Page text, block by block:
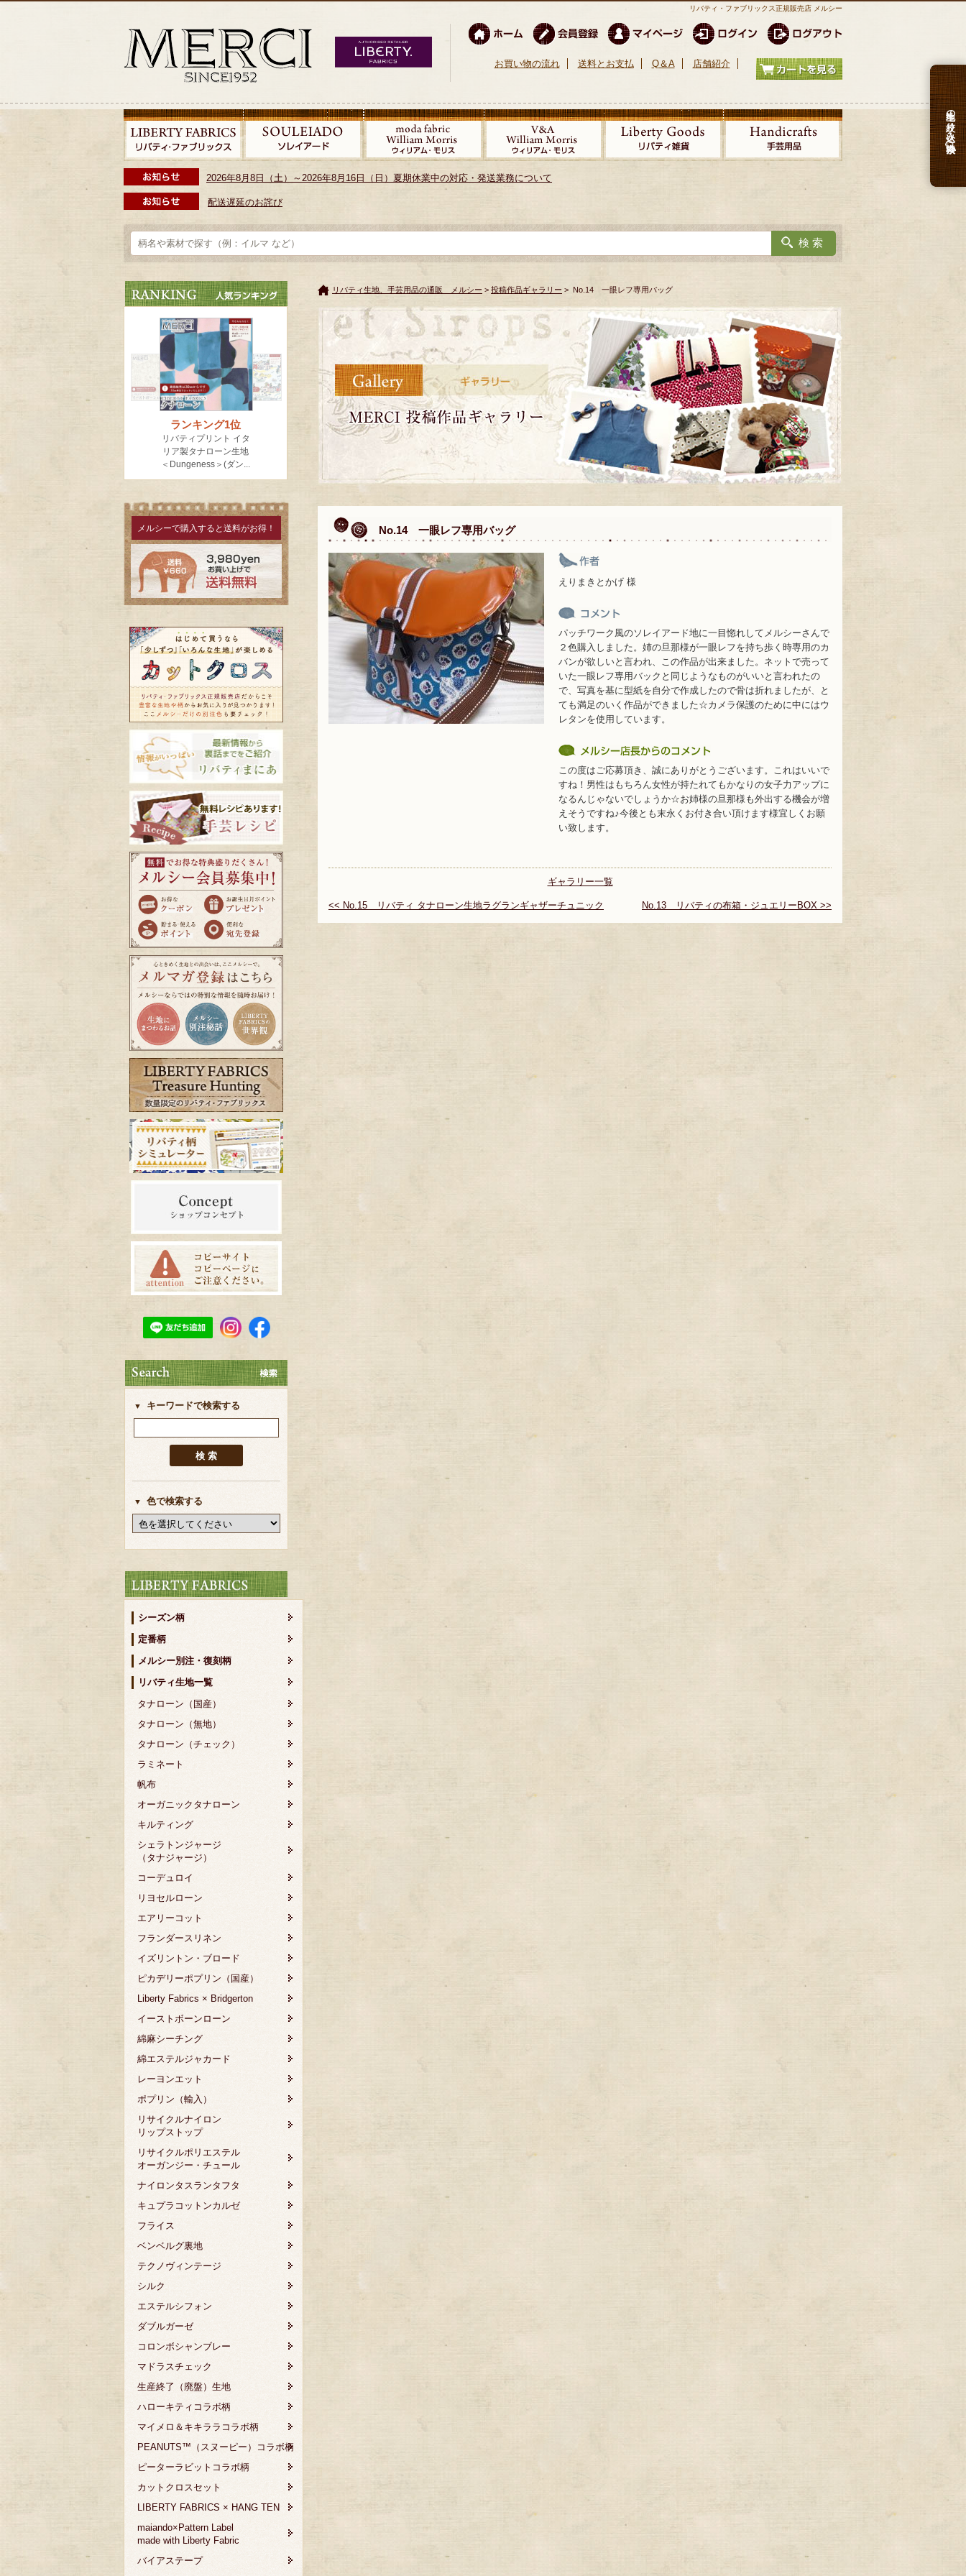
リバティ・ファブリックス正規販売店 メルシー
お買い物の流れ 送料とお支払 Q＆A 店舗紹介
2026年8月8日（土）～2026年8月16日（日）夏期休業中の対応・発送業務について
配送遅延のお詫び
生地の絞り込み検索
メルシーで購入すると送料がお得！
キーワードで検索する
色で検索する
シーズン柄
定番柄
メルシー別注・復刻柄
リバティ生地一覧
タナローン（国産）
タナローン（無地）
タナローン（チェック）
ラミネート
帆布
オーガニックタナローン
キルティング
シェラトンジャージ
（タナジャージ）
コーデュロイ
リヨセルローン
エアリーコット
フランダースリネン
イズリントン・ブロード
ピカデリーポプリン（国産）
Liberty Fabrics × Bridgerton
イーストボーンローン
綿麻シーチング
綿エステルジャカード
レーヨンエット
ポプリン（輸入）
リサイクルナイロン
リップストップ
リサイクルポリエステル
オーガンジー・チュール
ナイロンタスランタフタ
キュプラコットンカルゼ
フライス
ベンベルグ裏地
テクノヴィンテージ
シルク
エステルシフォン
ダブルガーゼ
コロンボシャンブレー
マドラスチェック
生産終了（廃盤）生地
ハローキティコラボ柄
マイメロ＆キキララコラボ柄
PEANUTS™（スヌーピー）コラボ柄
ピーターラビットコラボ柄
カットクロスセット
LIBERTY FABRICS × HANG TEN
maiando×Pattern Label
made with Liberty Fabric
バイアステープ
リバティ生地、手芸用品の通販 メルシー > 投稿作品ギャラリー > No.14 一眼レフ専用バッグ
No.14 一眼レフ専用バッグ
えりまきとかげ 様
パッチワーク風のソレイアード地に一目惚れしてメルシーさんで
２色購入しました。姉の旦那様が一眼レフを持ち歩く時専用のカ
バンが欲しいと言われ、この作品が出来ました。ネットで売って
いた一眼レフ専用バックと同じようなものがいいと言われたの
で、写真を基に型紙を自分で作成したので骨は折れましたが、と
ても満足のいく作品ができました☆カメラ保護のために中にはウ
レタンを使用しています。
この度はご応募頂き、誠にありがとうございます。これはいいで
すね！男性はもちろん女性が持たれてもかなりの女子力アップに
なるんじゃないでしょうか☆お姉様の旦那様も外出する機会が増
えそうですね♪今後とも末永くお付き合い頂けます様宜しくお願
い致します。
ギャラリー一覧
<< No.15 リバティ タナローン生地ラグランギャザーチュニック No.13 リバティの布箱・ジュエリーBOX >>